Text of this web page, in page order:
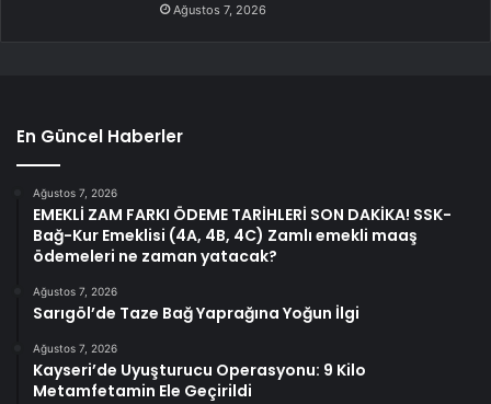
Ağustos 7, 2026
En Güncel Haberler
Ağustos 7, 2026
EMEKLİ ZAM FARKI ÖDEME TARİHLERİ SON DAKİKA! SSK-
Bağ-Kur Emeklisi (4A, 4B, 4C) Zamlı emekli maaş
ödemeleri ne zaman yatacak?
Ağustos 7, 2026
Sarıgöl’de Taze Bağ Yaprağına Yoğun İlgi
Ağustos 7, 2026
Kayseri’de Uyuşturucu Operasyonu: 9 Kilo
Metamfetamin Ele Geçirildi